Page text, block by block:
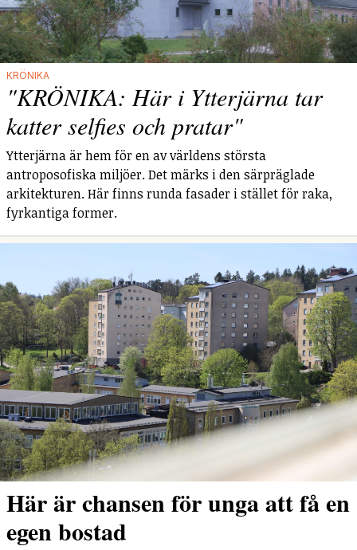
KRÖNIKA
"KRÖNIKA: Här i Ytterjärna tar
katter selfies och pratar"
Ytterjärna är hem för en av världens största
antroposofiska miljöer. Det märks i den särpräglade
arkitekturen. Här finns runda fasader i stället för raka,
fyrkantiga former.
Här är chansen för unga att få en
egen bostad